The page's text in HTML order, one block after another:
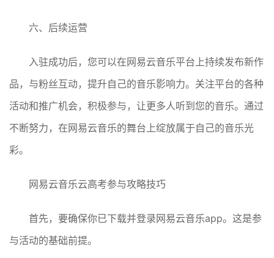
六、后续运营
入驻成功后，您可以在网易云音乐平台上持续发布新作
品，与粉丝互动，提升自己的音乐影响力。关注平台的各种
活动和推广机会，积极参与，让更多人听到您的音乐。通过
不断努力，在网易云音乐的舞台上绽放属于自己的音乐光
彩。
网易云音乐云高考参与攻略技巧
首先，要确保你已下载并登录网易云音乐app。这是参
与活动的基础前提。